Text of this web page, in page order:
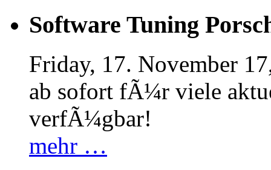
Software Tuning
Friday, 17. November
ab sofort fÃ¼r viele
verfÃ¼gbar!
mehr …